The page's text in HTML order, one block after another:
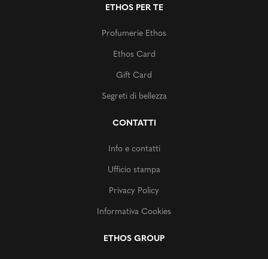
ETHOS PER TE
Profumerie Ethos
Ethos Card
Gift Card
Segreti di bellezza
CONTATTI
Info e contatti
Ufficio stampa
Privacy Policy
Informativa Cookies
ETHOS GROUP